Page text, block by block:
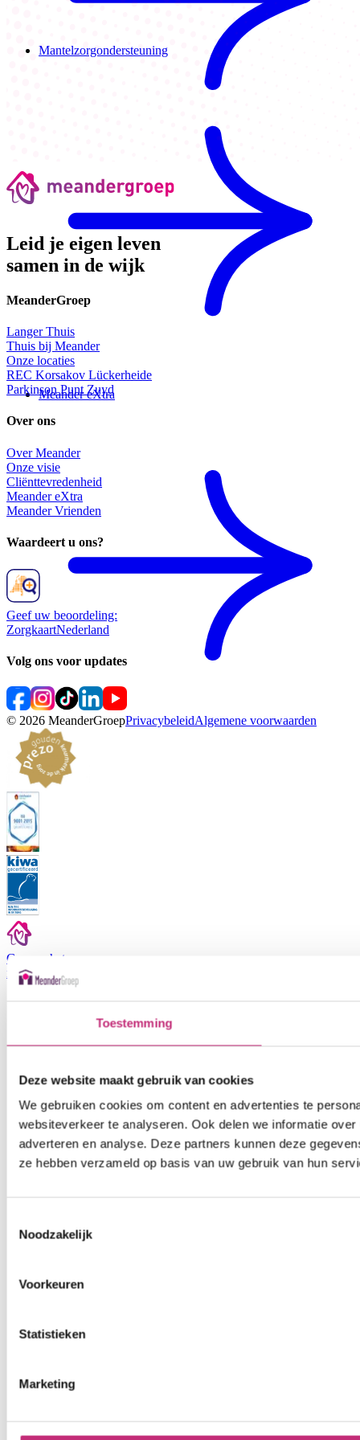
Toestemming
Deze website maakt gebruik van cookies
We gebruiken cookies om content en advertenties te
websiteverkeer te analyseren. Ook delen we informatie
adverteren en analyse. Deze partners kunnen deze
ze hebben verzameld op basis van uw gebruik van hun
Noodzakelijk
Voorkeuren
Statistieken
Marketing
Mantelzorgondersteuning
Meander eXtra
Leid je eigen leven
samen in de wijk
MeanderGroep
Langer Thuis
Thuis bij Meander
Onze locaties
REC Korsakov Lückerheide
Parkinson Punt Zuyd
Over ons
Over Meander
Onze visie
Cliënttevredenheid
Meander eXtra
Meander Vrienden
Waardeert u ons?
Geef uw beoordeling:
ZorgkaartNederland
Volg ons voor updates
© 2026 MeanderGroepPrivacybeleidAlgemene voorwaarden
Ga naar het
medewerkers